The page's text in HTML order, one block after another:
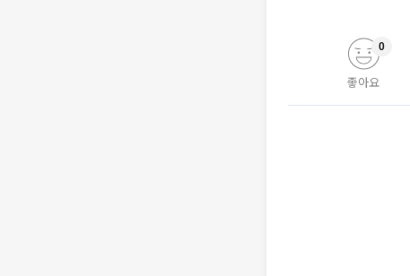
좋아요
0